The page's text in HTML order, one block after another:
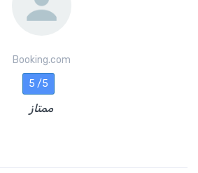
Booking.com
5 /5
ممتاز